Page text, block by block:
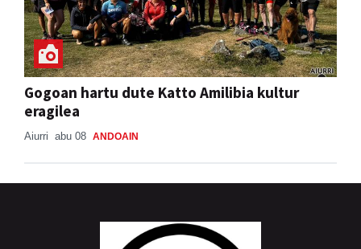
Gogoan hartu dute Katto Amilibia kultur
eragilea
Aiurri abu 08 ANDOAIN